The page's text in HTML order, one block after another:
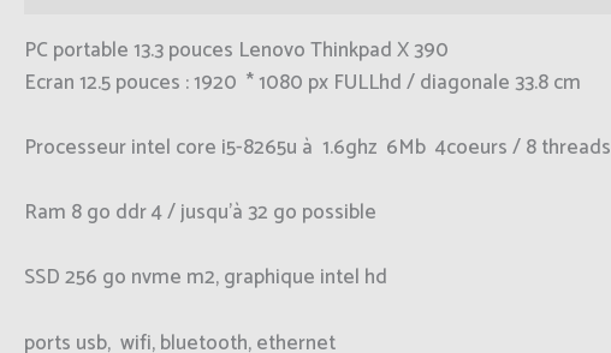
PC portable 13.3 pouces Lenovo Thinkpad X 390
Ecran 12.5 pouces : 1920 * 1080 px FULLhd / diagonale 33.8 cm
Processeur intel core i5-8265u à 1.6ghz 6Mb 4coeurs / 8 threads
Ram 8 go ddr 4 / jusqu’à 32 go possible
SSD 256 go nvme m2, graphique intel hd
ports usb, wifi, bluetooth, ethernet